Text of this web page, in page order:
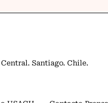
Santiago. Chile.